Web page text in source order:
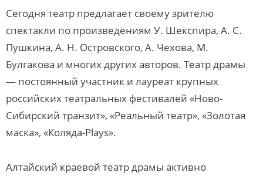
Сегодня театр предлагает своему зрителю
спектакли по произведениям У. Шекспира, А. С.
Пушкина, А. Н. Островского, А. Чехова, М.
Булгакова и многих других авторов. Театр драмы
— постоянный участник и лауреат крупных
российских театральных фестивалей «Ново-
Сибирский транзит», «Реальный театр», «Золотая
маска», «Коляда-Plays».
Алтайский краевой театр драмы активно